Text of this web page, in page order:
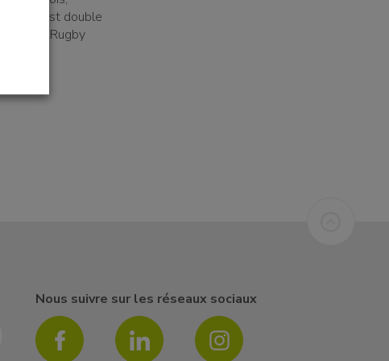
est double
Rugby
Nous suivre sur les réseaux sociaux